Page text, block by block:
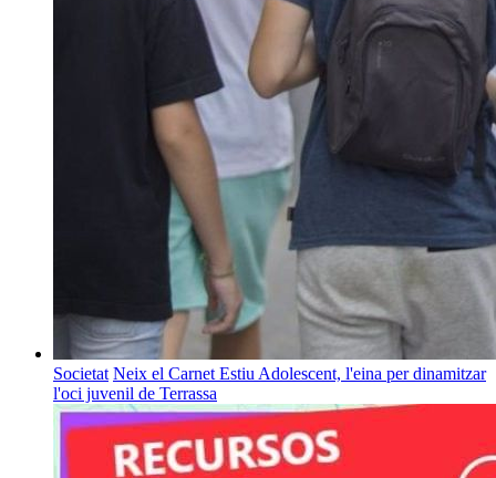
Societat Neix el Carnet Estiu Adolescent, l'eina per dinamitzar
l'oci juvenil de Terrassa